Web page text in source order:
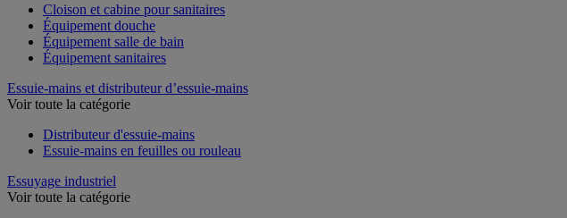
Cloison et cabine pour sanitaires
Équipement douche
Équipement salle de bain
Équipement sanitaires
Essuie-mains et distributeur d’essuie-mains
Voir toute la catégorie
Distributeur d'essuie-mains
Essuie-mains en feuilles ou rouleau
Essuyage industriel
Voir toute la catégorie